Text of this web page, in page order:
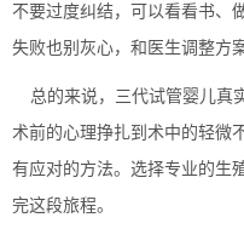
不要过度纠结，可以看看书、
失败也别灰心，和医生调整方
总的来说，三代试管婴儿真
术前的心理挣扎到术中的轻微
有应对的方法。选择专业的生
完这段旅程。